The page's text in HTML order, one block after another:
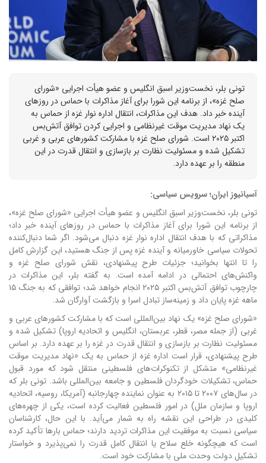
تونی بلر، نخست‌وزیر اسبق انگلیس و عضو هیأت اجرایی «شورای
صلح غزه»، از برنامه این شورا برای آغاز مذاکرات با حماس در روزهای
آینده خبر داد. هدف این مذاکرات، انتقال اداره نوار غزه از حماس به
یک نهاد مدیریت موقت غیرنظامی و اجرایی کردن توافق آتش‌بس
اکتبر ۲۰۲۵ است. شورای صلح غزه با مشارکت کشورهای عربی و غربی
تشکیل شده و مسئولیت نظارت بر بازسازی و انتقال قدرت در این
منطقه را بر عهده دارد.
آسیانیوز ایران؛ سرویس سیاسی:
تونی بلر، نخست‌وزیر اسبق انگلیس و عضو هیأت اجرایی «شورای صلح غزه»،
از برنامه این شورا برای آغاز مذاکرات با حماس در روزهای آینده خبر داد؛
مذاکراتی که با هدف انتقال اداره نوار غزه دنبال می‌شود. اگر شما دنبال‌کننده
تحولات سیاسی خاورمیانه و آینده غزه پس از جنگ هستید، این گزارش کامل
را تا انتها بخوانید؛ جزئیات طرح پیشنهادی، نقش شورای صلح غزه و
واکنش‌های احتمالی در ادامه آمده است. به گفته بلر، این مذاکرات در
چارچوب توافق آتش‌بس اکتبر ۲۰۲۵ انجام خواهد شد؛ توافقی که به جنگ ۱۵
ماهه غزه پایان داد و زمینه‌ساز تبادل اسرا و بازگشت آوارگان شد.
«شورای صلح غزه» یک نهاد بین‌المللی است که با مشارکت کشورهای عربی و
غربی (از جمله مصر، قطر، عربستان، انگلیس و اتحادیه اروپا) تشکیل شده و
مسئولیت نظارت بر بازسازی و انتقال قدرت در غزه را بر عهده دارد. بر اساس
طرح پیشنهادی، قرار است اداره غزه از حماس به یک «نهاد مدیریت موقت
غیرنظامی» متشکل از تکنوکرات‌های فلسطینی منتقل شود که مورد قبول
حماس، تشکیلات خودگردان فلسطین و جامعه بین‌المللی باشد. تونی بلر که
در سال‌های ۲۰۰۷ تا ۲۰۱۵ به عنوان نماینده چهارجانبه (آمریکا، روسیه، اتحادیه
اروپا و سازمان ملل) در امور فلسطین فعالیت کرده است، یکی از چهره‌های
کلیدی در طراحی این نقشه راه به شمار می‌آید. با این حال، کارشناسان
سیاسی نسبت به موفقیت این مذاکرات تردید دارند؛ حماس بارها تأکید کرده
است که هیچگونه خلع سلاح یا انتقال کامل قدرت را نمی‌پذیرد و خواستار
تشکیل دولت وحدت ملی با مشارکت خود است.